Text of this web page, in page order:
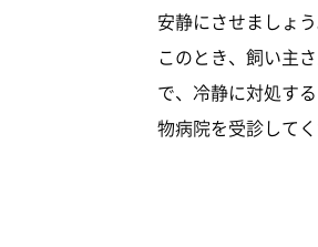
安静にさせましょう
このとき、飼い主
で、冷静に対処す
物病院を受診してく